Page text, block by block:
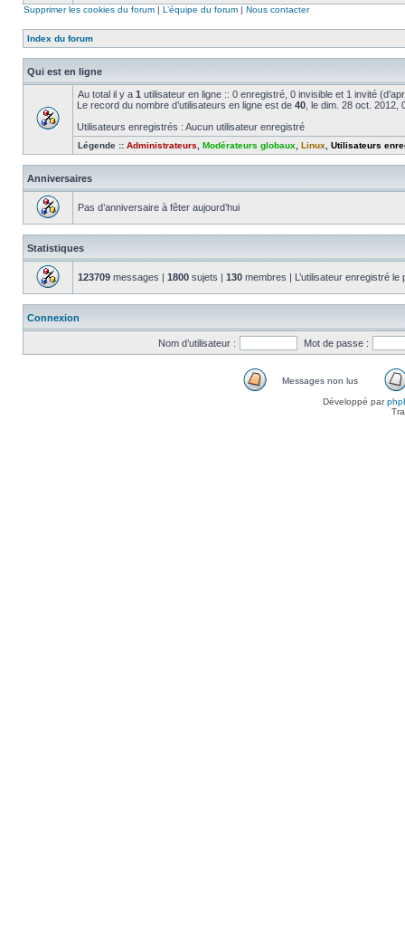
message
Supprimer les cookies du forum | L’équipe du forum | Nous contacter
Index du forum
Qui est en ligne
Au total il y a 1 utilisateur en ligne :: 0 enregistré, 0 invisible et 1 invité
Le record du nombre d’utilisateurs en ligne est de 40 , le dim. 28 oct. 2012,
Utilisateurs enregistrés : Aucun utilisateur enregistré
Légende :: Administrateurs Modérateurs globaux Linux Utilisateurs
Anniversaires
Pas d’anniversaire à fêter aujourd’hui
Statistiques
123709 messages | 1800 sujets | 130 membres | L’utilisateur enregistré
Connexion
Nom d’utilisateur : Mot de passe :
Messages non lus
Développé par